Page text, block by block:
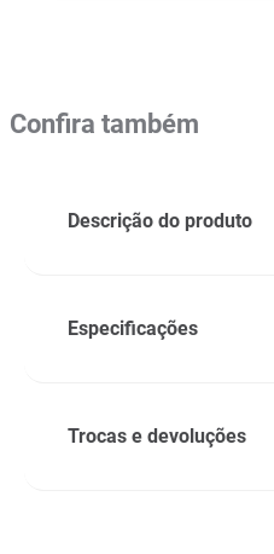
Confira também
Descrição do produto
Especificações
Trocas e devoluções